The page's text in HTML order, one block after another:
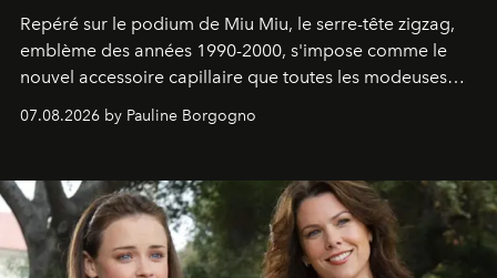
Repéré sur le podium de Miu Miu, le serre-tête zigzag,
emblème des années 1990-2000, s'impose comme le
nouvel accessoire capillaire que toutes les modeuses
s'arrachent déjà.
07.08.2026 by Pauline Borgogno